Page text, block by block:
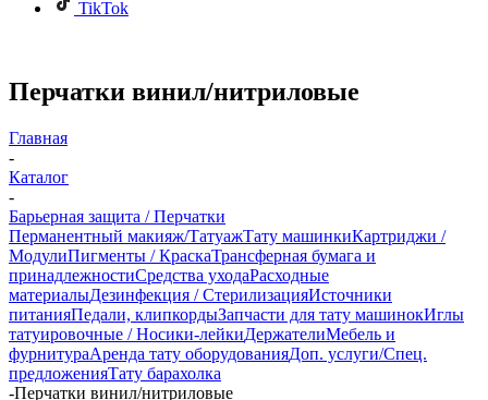
TikTok
Перчатки винил/нитриловые
Главная
-
Каталог
-
Барьерная защита / Перчатки
Перманентный макияж/ТатуажТату машинкиКартриджи /
МодулиПигменты / КраскаТрансферная бумага и
принадлежностиСредства уходаРасходные
материалыДезинфекция / СтерилизацияИсточники
питанияПедали, клипкордыЗапчасти для тату машинокИглы
татуировочные / Носики-лейкиДержателиМебель и
фурнитураАренда тату оборудованияДоп. услуги/Спец.
предложенияТату барахолка
-Перчатки винил/нитриловые